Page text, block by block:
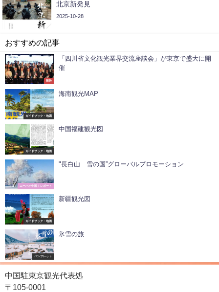
北京新発見
2025-10-28
おすすめの記事
報告
「四川省文化観光業界交流座談会」が東京で盛大に開
催
ガイドブック・地図
海南観光MAP
ガイドブック・地図
中国福建観光図
ニーハオ中国！レポート
"長白山 雪の国”グローバルプロモーション
ガイドブック・地図
新疆観光図
パンフレット
氷雪の旅
中国駐東京観光代表処
〒105-0001